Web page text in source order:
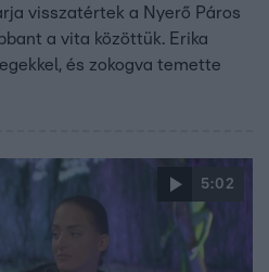
visszatértek a Nyerő Páros
a vita közöttük. Erika
és zokogva temette
5:02